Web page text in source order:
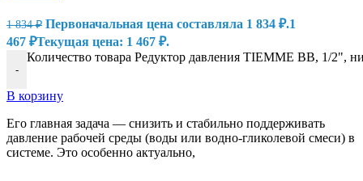
1 834₽ Первоначальная цена составляла 1 834 ₽.1
467 ₽Текущая цена: 1 467 ₽.
-
Количество товара Редуктор давления TIEMME ВВ, 1/2",
В корзину
Его главная задача — снизить и стабильно поддерживать
давление рабочей среды (воды или водно-гликолевой смеси) в
системе. Это особенно актуально,